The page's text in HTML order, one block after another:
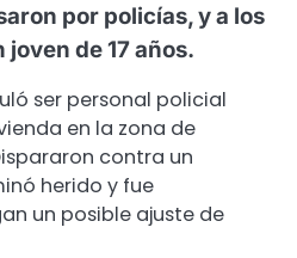
por policías, y a los
de 17 años.
ser personal policial
en la zona de
contra un
herido y fue
un posible ajuste de